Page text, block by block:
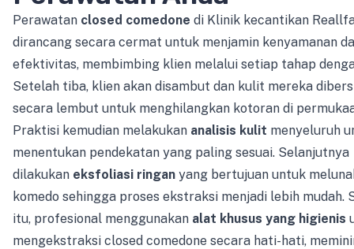
Perawatan closed comedone di Klinik kecantikan
dirancang secara cermat untuk menjamin kenyamanan
efektivitas, membimbing klien melalui setiap tahap
Setelah tiba, klien akan disambut dan kulit mereka
secara lembut untuk menghilangkan kotoran di
Praktisi kemudian melakukan analisis kulit menyeluruh
menentukan pendekatan yang paling sesuai. Selanjutnya
dilakukan eksfoliasi ringan yang bertujuan untuk
komedo sehingga proses ekstraksi menjadi lebih mudah.
itu, profesional menggunakan alat khusus yang higienis
mengekstraksi closed comedone secara hati-hati,